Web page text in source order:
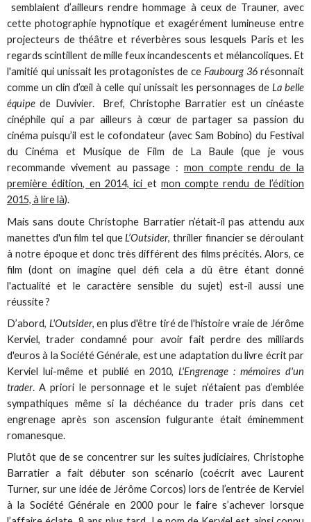
semblaient d’ailleurs rendre hommage à ceux de Trauner, avec
cette photographie hypnotique et exagérément lumineuse entre
projecteurs de théâtre et réverbères sous lesquels Paris et les
regards scintillent de mille feux incandescents et mélancoliques. Et
l'amitié qui unissait les protagonistes de ce Faubourg 36 résonnait
comme un clin d’œil à celle qui unissait les personnages de La belle
équipe de Duvivier. Bref, Christophe Barratier est un cinéaste
cinéphile qui a par ailleurs à cœur de partager sa passion du
cinéma puisqu’il est le cofondateur (avec Sam Bobino) du Festival
du Cinéma et Musique de Film de La Baule (que je vous
recommande vivement au passage : mon compte rendu de la
première édition, en 2014, ici et mon compte rendu de l’édition
2015, à lire là).
Mais sans doute Christophe Barratier n’était-il pas attendu aux
manettes d'un film tel queL’Outsider, thriller financier se déroulant
à notre époque et donc très différent des films précités. Alors, ce
film (dont on imagine quel défi cela a dû être étant donné
l'actualité et le caractère sensible du sujet) est-il aussi une
réussite ?
D’abord, L'Outsider, en plus d'être tiré de l'histoire vraie de Jérôme
Kerviel, trader condamné pour avoir fait perdre des milliards
d'euros à la Société Générale, est une adaptation du livre écrit par
Kerviel lui-même et publié en 2010,L'Engrenage : mémoires d'un
trader. A priori le personnage et le sujet n’étaient pas d’emblée
sympathiques même si la déchéance du trader pris dans cet
engrenage après son ascension fulgurante était éminemment
romanesque.
Plutôt que de se concentrer sur les suites judiciaires, Christophe
Barratier a fait débuter son scénario (coécrit avec Laurent
Turner, sur une idée de Jérôme Corcos) lors de l’entrée de Kerviel
à la Société Générale en 2000 pour le faire s’achever lorsque